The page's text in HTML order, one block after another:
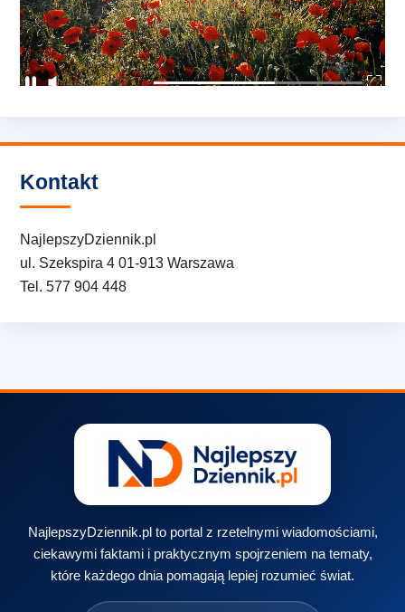
Kontakt
NajlepszyDziennik.pl
ul. Szekspira 4 01-913 Warszawa
Tel. 577 904 448
NajlepszyDziennik.pl to portal z rzetelnymi wiadomościami,
ciekawymi faktami i praktycznym spojrzeniem na tematy,
które każdego dnia pomagają lepiej rozumieć świat.